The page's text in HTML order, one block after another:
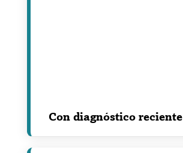
Con diagnóstico reciente